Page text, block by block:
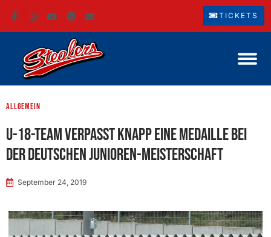
TICKETS
Allgemein
U-18-Team verpasst knapp eine Medaille bei
der Deutschen Junioren-Meisterschaft
September 24, 2019